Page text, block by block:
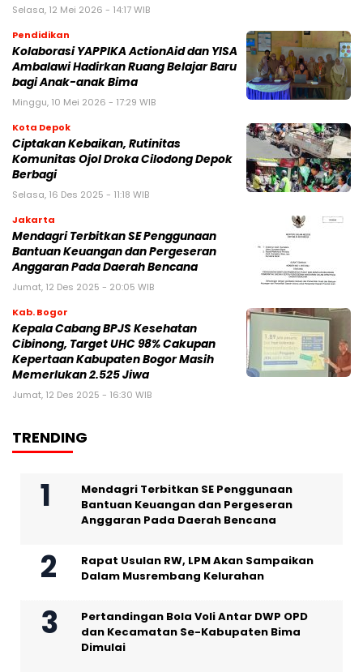
Selasa, 12 Mei 2026 - 14:17 WIB
Pendidikan
Kolaborasi YAPPIKA ActionAid dan YISA
Ambalawi Hadirkan Ruang Belajar Baru
bagi Anak-anak Bima
Minggu, 10 Mei 2026 - 17:29 WIB
Kota Depok
Ciptakan Kebaikan, Rutinitas
Komunitas Ojol Droka Cilodong Depok
Berbagi
Selasa, 16 Des 2025 - 11:18 WIB
Jakarta
Mendagri Terbitkan SE Penggunaan
Bantuan Keuangan dan Pergeseran
Anggaran Pada Daerah Bencana
Jumat, 12 Des 2025 - 20:05 WIB
Kab. Bogor
Kepala Cabang BPJS Kesehatan
Cibinong, Target UHC 98% Cakupan
Kepertaan Kabupaten Bogor Masih
Memerlukan 2.525 Jiwa
Jumat, 12 Des 2025 - 16:30 WIB
TRENDING
Mendagri Terbitkan SE Penggunaan
Bantuan Keuangan dan Pergeseran
Anggaran Pada Daerah Bencana
Rapat Usulan RW, LPM Akan Sampaikan
Dalam Musrembang Kelurahan
Pertandingan Bola Voli Antar DWP OPD
dan Kecamatan Se-Kabupaten Bima
Dimulai